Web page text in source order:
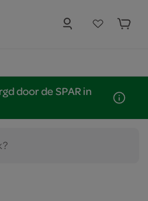
door de SPAR in